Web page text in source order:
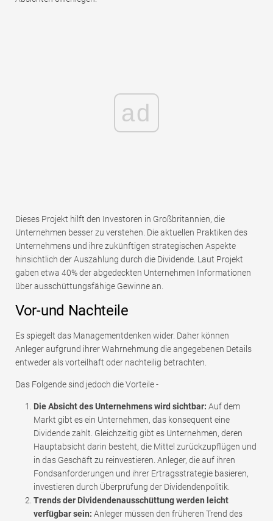
ad
Dieses Projekt hilft den Investoren in Großbritannien, die
Unternehmen besser zu verstehen. Die aktuellen Praktiken des
Unternehmens und ihre zukünftigen strategischen Aspekte
hinsichtlich der Auszahlung durch die Dividende. Laut Projekt
gaben etwa 40% der abgedeckten Unternehmen Informationen
über ausschüttungsfähige Gewinne an.
Vor-und Nachteile
Es spiegelt das Managementdenken wider. Daher können
Anleger aufgrund ihrer Wahrnehmung die angegebenen Details
entweder als vorteilhaft oder nachteilig betrachten.
Das Folgende sind jedoch die Vorteile -
Die Absicht des Unternehmens wird sichtbar: Auf dem
Markt gibt es ein Unternehmen, das konsequent eine
Dividende zahlt. Gleichzeitig gibt es Unternehmen, deren
Hauptabsicht darin besteht, die Mittel zurückzupflügen und
in das Geschäft zu reinvestieren. Anleger, die auf ihren
Fondsanforderungen und ihrer Ertragsstrategie basieren,
investieren durch Überprüfung der Dividendenpolitik.
Trends der Dividendenausschüttung werden leicht
verfügbar sein: Anleger müssen den früheren Trend des